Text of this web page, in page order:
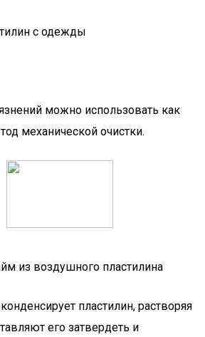
можно использовать как
механической очистки.
из воздушного пластилина
пластилин, растворяя
его затвердеть и